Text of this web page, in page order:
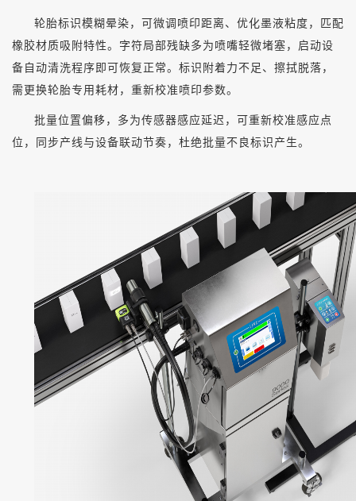
轮胎标识模糊晕染，可微调喷印距离、优化墨液粘度，匹配
橡胶材质吸附特性。字符局部残缺多为喷嘴轻微堵塞，启动设
备自动清洗程序即可恢复正常。标识附着力不足、擦拭脱落，
需更换轮胎专用耗材，重新校准喷印参数。
批量位置偏移，多为传感器感应延迟，可重新校准感应点
位，同步产线与设备联动节奏，杜绝批量不良标识产生。